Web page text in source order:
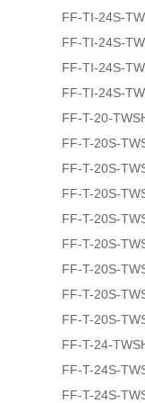
FF-TI-24S-
FF-TI-24S-
FF-TI-24S-
FF-TI-24S-
FF-T-20-
FF-T-20S-
FF-T-20S-
FF-T-20S-
FF-T-20S-
FF-T-20S-
FF-T-20S-
FF-T-20S-
FF-T-20S-
FF-T-24-
FF-T-24S-
FF-T-24S-